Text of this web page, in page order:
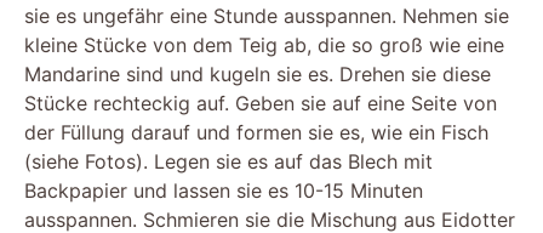
sie es ungefähr eine Stunde ausspannen. Nehmen sie
kleine Stücke von dem Teig ab, die so groß wie eine
Mandarine sind und kugeln sie es. Drehen sie diese
Stücke rechteckig auf. Geben sie auf eine Seite von
der Füllung darauf und formen sie es, wie ein Fisch
(siehe Fotos). Legen sie es auf das Blech mit
Backpapier und lassen sie es 10-15 Minuten
ausspannen. Schmieren sie die Mischung aus Eidotter